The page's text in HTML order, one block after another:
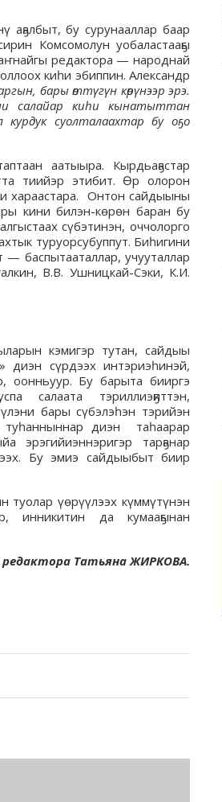
аҕалбыт, бу сурунааллар баар
Комсомолун уобаластааҕы
редактора — народнай
киһи эбиппин. Александр
бары өттүгүн көрүнээр эрэ.
салайар киһи кынатыттан
курдук суолталаахтар бу оҕо
аатыыра. Кырдьаҕастар
тиийэр этибит. Өр олорон
хараастара. Онтон сайдыыны
кини билэн-көрөн баран бу
сүбэтинэн, оччолорго
туруорсубуппут. Биһигини
баспытааталлар, учууталлар
В.В. Ушницкай-Сэки, К.И.
кэмигэр тутан, сайдыы
диэн сүрдээх интэриэһинэй,
оонньуур. Бу барыта бииргэ
салаата тэриллиэҕиттэн,
бары сүбэлэһэн тэрийэн
туһанныннар диэн таһаарар
эрэгийиэннэригэр тарҕанар
Бу эмиэ сайдыыбыт биир
туолар үөрүүлээх күммүтүнэн
инникитин да кумааҕынан
редактора Татьяна ЖИРКОВА.